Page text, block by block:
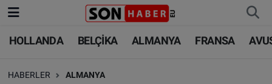
HOLLANDA BELÇİKA ALMANYA FRANSA
HABERLER ALMANYA
HOLLANDA
BELÇİKA
HOLLANDA
BELÇİKA
Nöbetçi Eczaneler
Hava Durumu